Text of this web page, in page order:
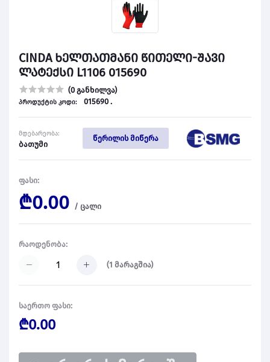
CINDA ხელთათმანი წითელი-შავი
ლატექსი L1106 015690
(0 განხილვა)
პროდუქტის კოდი: 015690 .
მდებარეობა:
ბათუმი
წერილის მიწერა
ფასი:
₾0.00 / ცალი
რაოდენობა:
(1 მარაგშია)
საერთო ფასი:
₾0.00